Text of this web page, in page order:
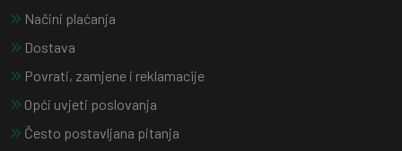
Načini plaćanja
Dostava
Povrati, zamjene i reklamacije
Opći uvjeti poslovanja
Često postavljana pitanja